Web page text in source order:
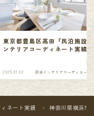
東京都豊島区高田『民泊施設
ンテリアコーディネート実績
2025.01.02 民泊インテリアコーディネート
ネート実績 ＞ 神奈川県横浜市